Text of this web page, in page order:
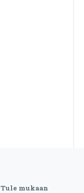
Tule mukaan